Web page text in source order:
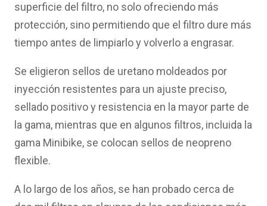
superficie del filtro, no solo ofreciendo más
protección, sino permitiendo que el filtro dure más
tiempo antes de limpiarlo y volverlo a engrasar.
Se eligieron sellos de uretano moldeados por
inyección resistentes para un ajuste preciso,
sellado positivo y resistencia en la mayor parte de
la gama, mientras que en algunos filtros, incluida la
gama Minibike, se colocan sellos de neopreno
flexible.
A lo largo de los años, se han probado cerca de